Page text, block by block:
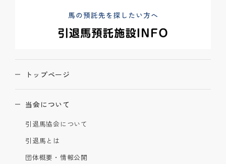
トップページ
当会について
引退馬協会について
引退馬とは
団体概要・情報公開